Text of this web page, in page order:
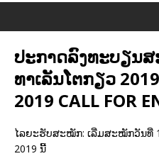
ປະກາດລົງທະບຽນ
ທາເລັນໂຕກຽວ
2019 CALL FOR
ໄລຍະຮັບສະໝັກ: ເລີ່ມສະໝັກວັນທີ່
2019 ນີ້